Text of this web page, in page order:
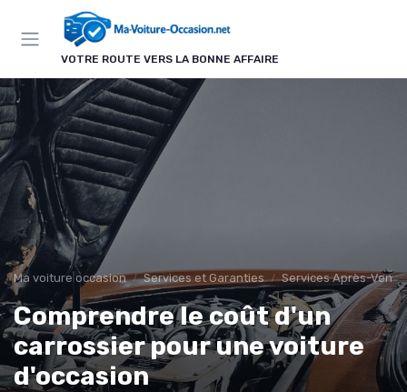
VOTRE ROUTE VERS LA BONNE AFFAIRE
Ma voiture occasion Services et Garanties Services Après-Vente
Comprendre le coût d'un
carrossier pour une voiture
d'occasion
Panneau de gestion des cookies